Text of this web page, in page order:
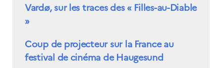
Vardø, sur les traces des « Filles-au-Diable
»
Coup de projecteur sur la France au
festival de cinéma de Haugesund